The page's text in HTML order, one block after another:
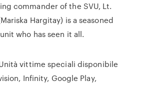
commander of the SVU, Lt.
Hargitay) is a seasoned
who has seen it all.
vittime speciali disponibile
Infinity, Google Play,